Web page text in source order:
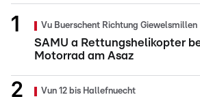
Vu Buerschent Richtung Giewelsmillen
SAMU a Rettungshelikopter
Motorrad am Asaz
Vun 12 bis Hallefnuecht